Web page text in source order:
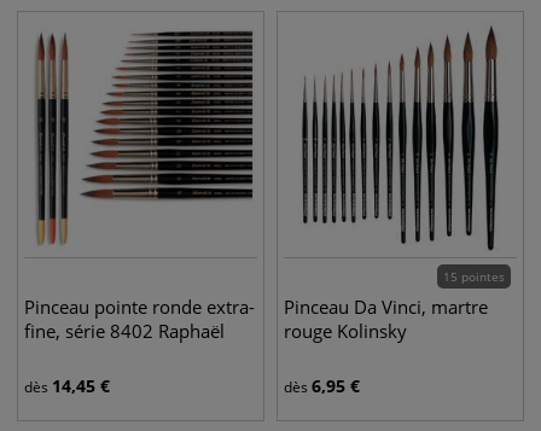
Pinceau pointe ronde extra-
fine, série 8402 Raphaël
dès 14,45 €
15 pointes
Pinceau Da Vinci, martre
rouge Kolinsky
dès 6,95 €